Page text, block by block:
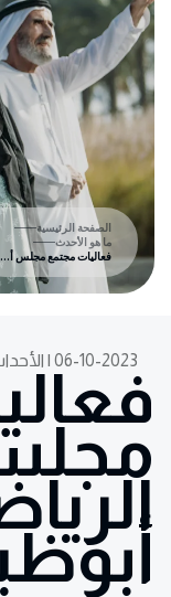
الصفحة الرئيسية
ما هو الأحدث
فعاليات مجتمع مجلس أبوظبي الرياضي، أبوظبي
06-10-2023 | الأحداث